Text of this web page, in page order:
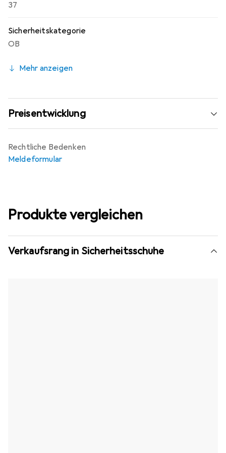
37
Sicherheitskategorie
OB
Mehr anzeigen
Preisentwicklung
Rechtliche Bedenken
Meldeformular
Produkte vergleichen
Verkaufsrang in Sicherheitsschuhe